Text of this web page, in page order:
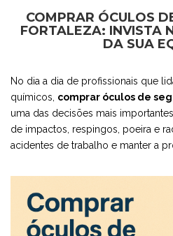
COMPRAR ÓCULOS
FORTALEZA: INVISTA
DA SUA
No dia a dia de profissionais que
químicos, comprar óculos de
uma das decisões mais
de impactos, respingos, poeira e
acidentes de trabalho e manter a